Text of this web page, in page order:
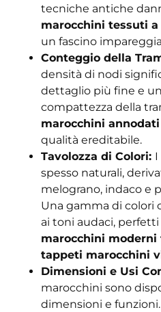
tecniche antiche
marocchini tessuti a
un fascino
Conteggio della
densità di nodi
dettaglio più fine e
compattezza della
marocchini
qualità ereditabile.
Tavolozza di Colori: I
spesso naturali,
melograno, indaco e
Una gamma di colori
ai toni audaci,
marocchini
tappeti marocchini
Dimensioni e Usi
marocchini sono
dimensioni e